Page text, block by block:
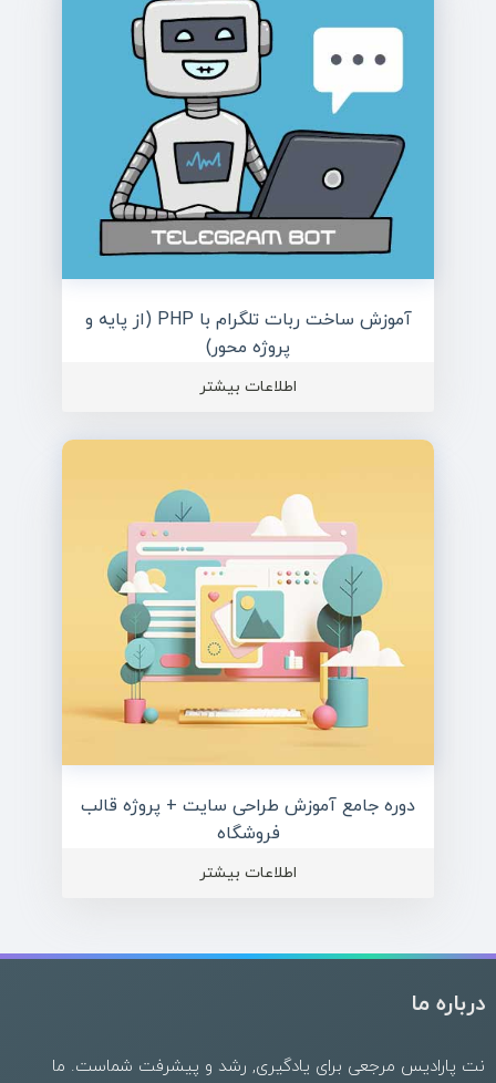
آموزش ساخت ربات تلگرام با PHP (از پایه و
پروژه محور)
اطلاعات بیشتر
دوره جامع آموزش طراحی سایت + پروژه قالب
فروشگاه
اطلاعات بیشتر
درباره ما
نت پارادیس مرجعی برای یادگیری, رشد و پیشرفت شماست. ما